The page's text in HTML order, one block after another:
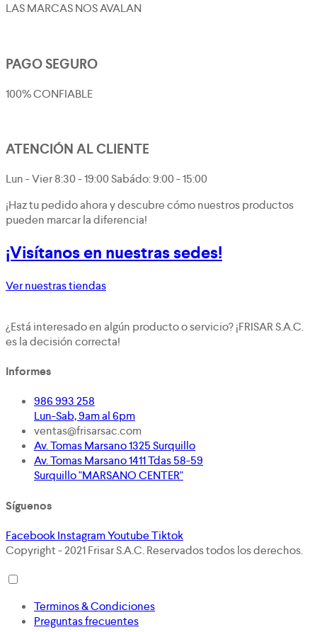
LAS MARCAS NOS AVALAN
PAGO SEGURO
100% CONFIABLE
ATENCIÓN AL CLIENTE
Lun - Vier 8:30 - 19:00 Sabádo: 9:00 - 15:00
¡Haz tu pedido ahora y descubre cómo nuestros productos
pueden marcar la diferencia!
¡Visítanos en nuestras sedes!
Ver nuestras tiendas
¿Está interesado en algún producto o servicio? ¡FRISAR S.A.C.
es la decisión correcta!
Informes
986 993 258
Lun-Sab, 9am al 6pm
ventas@frisarsac.com
Av. Tomas Marsano 1325 Surquillo
Av. Tomas Marsano 1411 Tdas 58-59
Surquillo "MARSANO CENTER"
Síguenos
FacebookInstagramYoutubeTiktok
Copyright - 2021 Frisar S.A.C. Reservados todos los derechos.
Terminos & Condiciones
Preguntas frecuentes